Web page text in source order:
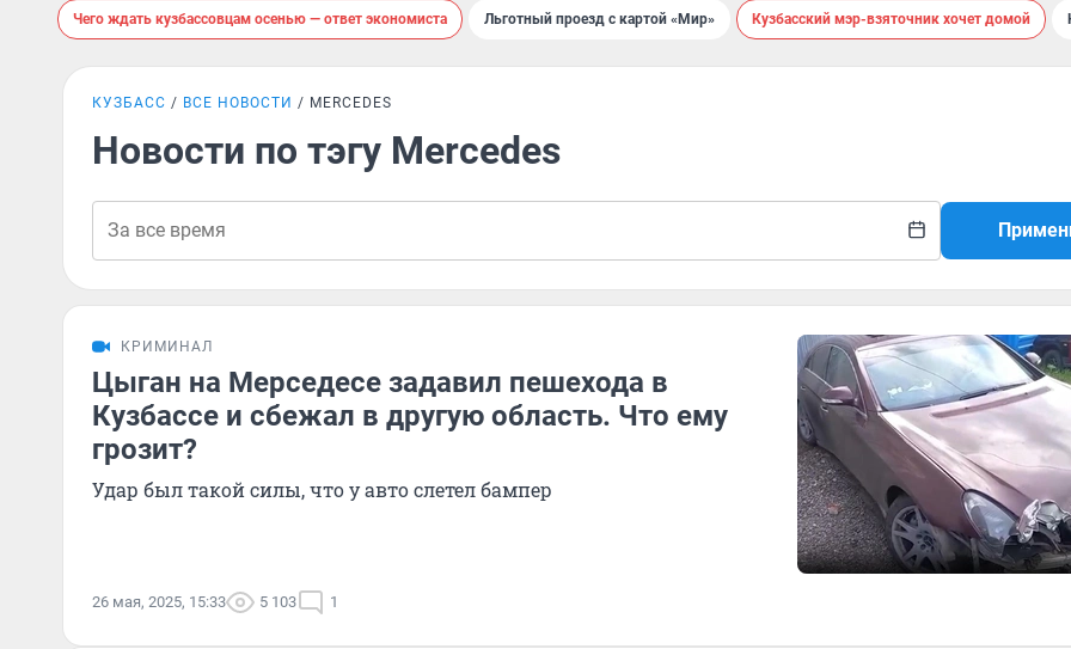
Чего ждать кузбассовцам осенью — ответ экономиста Льготный проезд с картой «Мир» Кузбасский мэр-взяточник хочет домой
КУЗБАСС ВСЕ НОВОСТИ MERCEDES
Новости по тэгу Mercedes
КРИМИНАЛ
Цыган на Мерседесе задавил пешехода в
Кузбассе и сбежал в другую область. Что ему
грозит?
Удар был такой силы, что у авто слетел бампер
26 мая, 2025, 15:33 5 103 1